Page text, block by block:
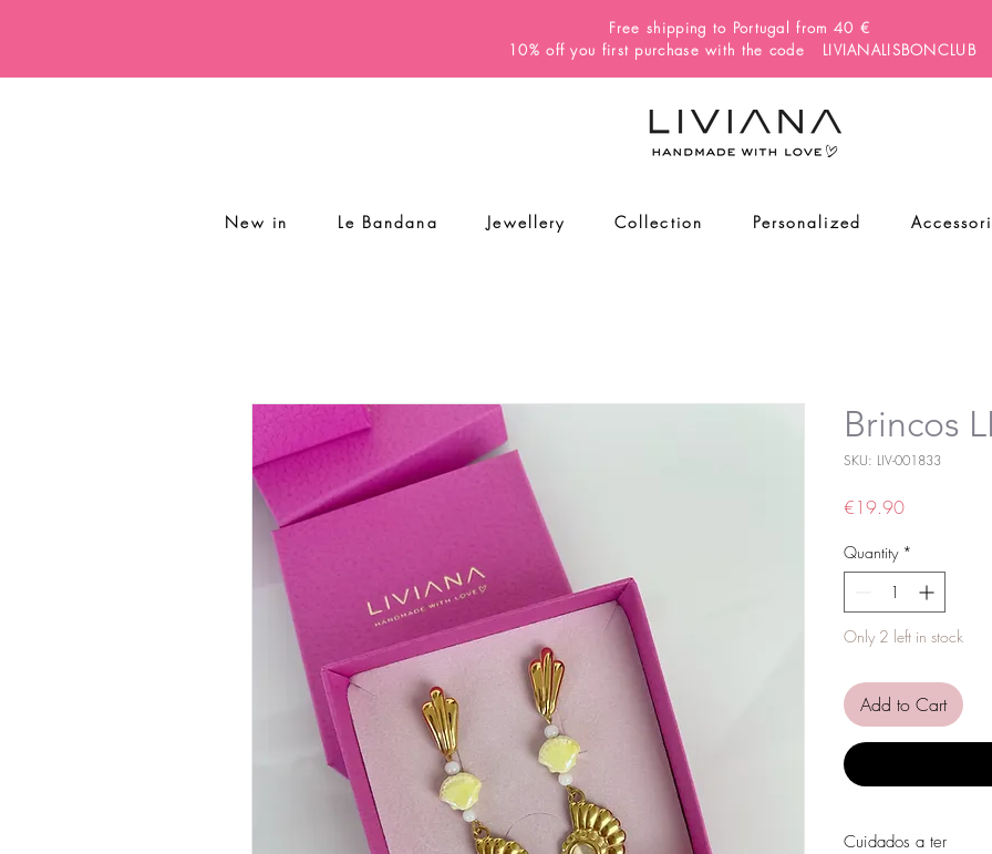
Free shipping to Portugal from 40 €
10% off you first purchase with the code LIVIANALISBONCLUB
New in Le Bandana Jewellery Collection Personalized
Brincos
SKU: LIV-001833
€19.90Price
Quantity *
Only 2 left in stock
Add to Cart
Cuidados a ter